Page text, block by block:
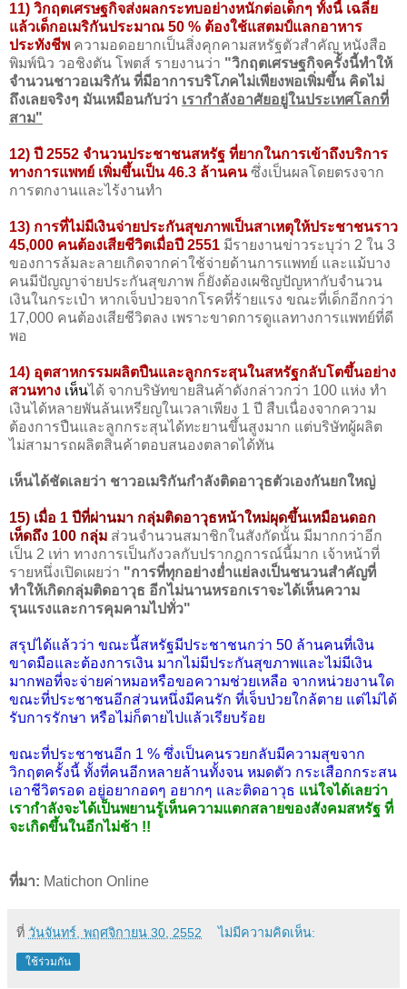
11) วิกฤตเศรษฐกิจส่งผลกระทบอย่างหนักต่อเด็กๆ ทั้งนี้ เฉลี่ย
แล้วเด็กอเมริกันประมาณ 50 % ต้องใช้แสตมป์แลกอาหาร
ประทังชีพ ความอดอยากเป็นสิ่งคุกคามสหรัฐตัวสำคัญ หนังสือ
พิมพ์นิว วอชิงตัน โพตส์ รายงานว่า "วิกฤตเศรษฐกิจครั้งนี้ทำให้
จำนวนชาวอเมริกัน ที่มีอาการบริโภคไม่เพียงพอเพิ่มขึ้น คิดไม่
ถึงเลยจริงๆ มันเหมือนกับว่า เรากำลังอาศัยอยู่ในประเทศโลกที่
สาม"
12) ปี 2552 จำนวนประชาชนสหรัฐ ที่ยากในการเข้าถึงบริการ
ทางการแพทย์ เพิ่มขึ้นเป็น 46.3 ล้านคน ซึ่งเป็นผลโดยตรงจาก
การตกงานและไร้งานทำ
13) การที่ไม่มีเงินจ่ายประกันสุขภาพเป็นสาเหตุให้ประชาชนราว
45,000 คนต้องเสียชีวิตเมื่อปี 2551 มีรายงานข่าวระบุว่า 2 ใน 3
ของการล้มละลายเกิดจากค่าใช้จ่ายด้านการแพทย์ และแม้บาง
คนมีปัญญาจ่ายประกันสุขภาพ ก็ยังต้องเผชิญปัญหากับจำนวน
เงินในกระเป๋า หากเจ็บป่วยจากโรคที่ร้ายแรง ขณะที่เด็กอีกกว่า
17,000 คนต้องเสียชีวิตลง เพราะขาดการดูแลทางการแพทย์ที่ดี
พอ
14) อุตสาหกรรมผลิตปืนและลูกกระสุนในสหรัฐกลับโตขึ้นอย่าง
สวนทาง เห็นได้ จากบริษัทขายสินค้าดังกล่าวกว่า 100 แห่ง ทำ
เงินได้หลายพันล้นเหรียญในเวลาเพียง 1 ปี สืบเนื่องจากความ
ต้องการปืนและลูกกระสุนได้ทะยานขึ้นสูงมาก แต่บริษัทผู้ผลิต
ไม่สามารถผลิตสินค้าตอบสนองตลาดได้ทัน
เห็นได้ชัดเลยว่า ชาวอเมริกันกำลังติดอาวุธตัวเองกันยกใหญ่
15) เมื่อ 1 ปีที่ผ่านมา กลุ่มติดอาวุธหน้าใหม่ผุดขึ้นเหมือนดอก
เห็ดถึง 100 กลุ่ม ส่วนจำนวนสมาชิกในสังกัดนั้น มีมากกว่าอีก
เป็น 2 เท่า ทางการเป็นกังวลกับปรากฎการณ์นี้มาก เจ้าหน้าที่
รายหนึ่งเปิดเผยว่า "การที่ทุกอย่างย่ำแย่ลงเป็นชนวนสำคัญที่
ทำให้เกิดกลุ่มติดอาวุธ อีกไม่นานหรอกเราจะได้เห็นความ
รุนแรงและการคุมคามไปทั่ว"
สรุปได้แล้วว่า ขณะนี้สหรัฐมีประชาชนกว่า 50 ล้านคนที่เงิน
ขาดมือและต้องการเงิน มากไม่มีประกันสุขภาพและไม่มีเงิน
มากพอที่จะจ่ายค่าหมอหรือขอความช่วยเหลือ จากหน่วยงานใด
ขณะที่ประชาชนอีกส่วนหนึ่งมีคนรัก ที่เจ็บป่วยใกล้ตาย แต่ไม่ได้
รับการรักษา หรือไม่ก็ตายไปแล้วเรียบร้อย
ขณะที่ประชาชนอีก 1 % ซึ่งเป็นคนรวยกลับมีความสุขจาก
วิกฤตครั้งนี้ ทั้งที่คนอีกหลายล้านทั้งจน หมดตัว กระเสือกกระสน
เอาชีวิตรอด อยู่อยากอดๆ อยากๆ และติดอาวุธ แน่ใจได้เลยว่า
เรากำลังจะได้เป็นพยานรู้เห็นความแตกสลายของสังคมสหรัฐ ที่
จะเกิดขึ้นในอีกไม่ช้า !!
ที่มา: Matichon Online
ที่ วันจันทร์, พฤศจิกายน 30, 2552 ไม่มีความคิดเห็น:
ใช้ร่วมกัน